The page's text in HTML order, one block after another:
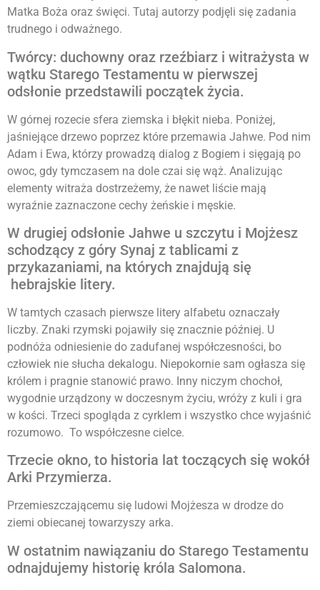
Matka Boża oraz święci. Tutaj autorzy podjęli się zadania
trudnego i odważnego.
Twórcy: duchowny oraz rzeźbiarz i witrażysta w
wątku Starego Testamentu w pierwszej
odsłonie przedstawili początek życia.
W górnej rozecie sfera ziemska i błękit nieba. Poniżej,
jaśniejące drzewo poprzez które przemawia Jahwe. Pod nim
Adam i Ewa, którzy prowadzą dialog z Bogiem i sięgają po
owoc, gdy tymczasem na dole czai się wąż. Analizując
elementy witraża dostrzeżemy, że nawet liście mają
wyraźnie zaznaczone cechy żeńskie i męskie.
W drugiej odsłonie Jahwe u szczytu i Mojżesz
schodzący z góry Synaj z tablicami z
przykazaniami, na których znajdują się
hebrajskie litery.
W tamtych czasach pierwsze litery alfabetu oznaczały
liczby. Znaki rzymski pojawiły się znacznie później. U
podnóża odniesienie do zadufanej współczesności, bo
człowiek nie słucha dekalogu. Niepokornie sam ogłasza się
królem i pragnie stanowić prawo. Inny niczym chochoł,
wygodnie urządzony w doczesnym życiu, wróży z kuli i gra
w kości. Trzeci spogląda z cyrklem i wszystko chce wyjaśnić
rozumowo. To współczesne cielce.
Trzecie okno, to historia lat toczących się wokół
Arki Przymierza.
Przemieszczającemu się ludowi Mojżesza w drodze do
ziemi obiecanej towarzyszy arka.
W ostatnim nawiązaniu do Starego Testamentu
odnajdujemy historię króla Salomona.